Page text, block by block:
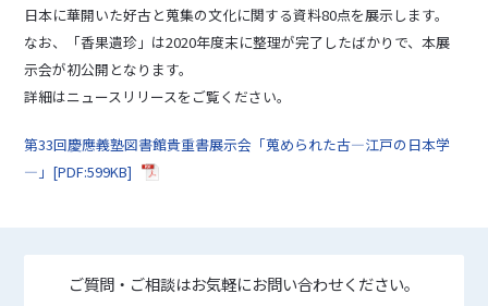
日本に華開いた好古と蒐集の文化に関する資料80点を展示します。
なお、「香果遺珍」は2020年度末に整理が完了したばかりで、本展
示会が初公開となります。
詳細はニュースリリースをご覧ください。
第33回慶應義塾図書館貴重書展示会「蒐められた古―江戸の日本学
―」[PDF:599KB]
ご質問・ご相談はお気軽にお問い合わせください。